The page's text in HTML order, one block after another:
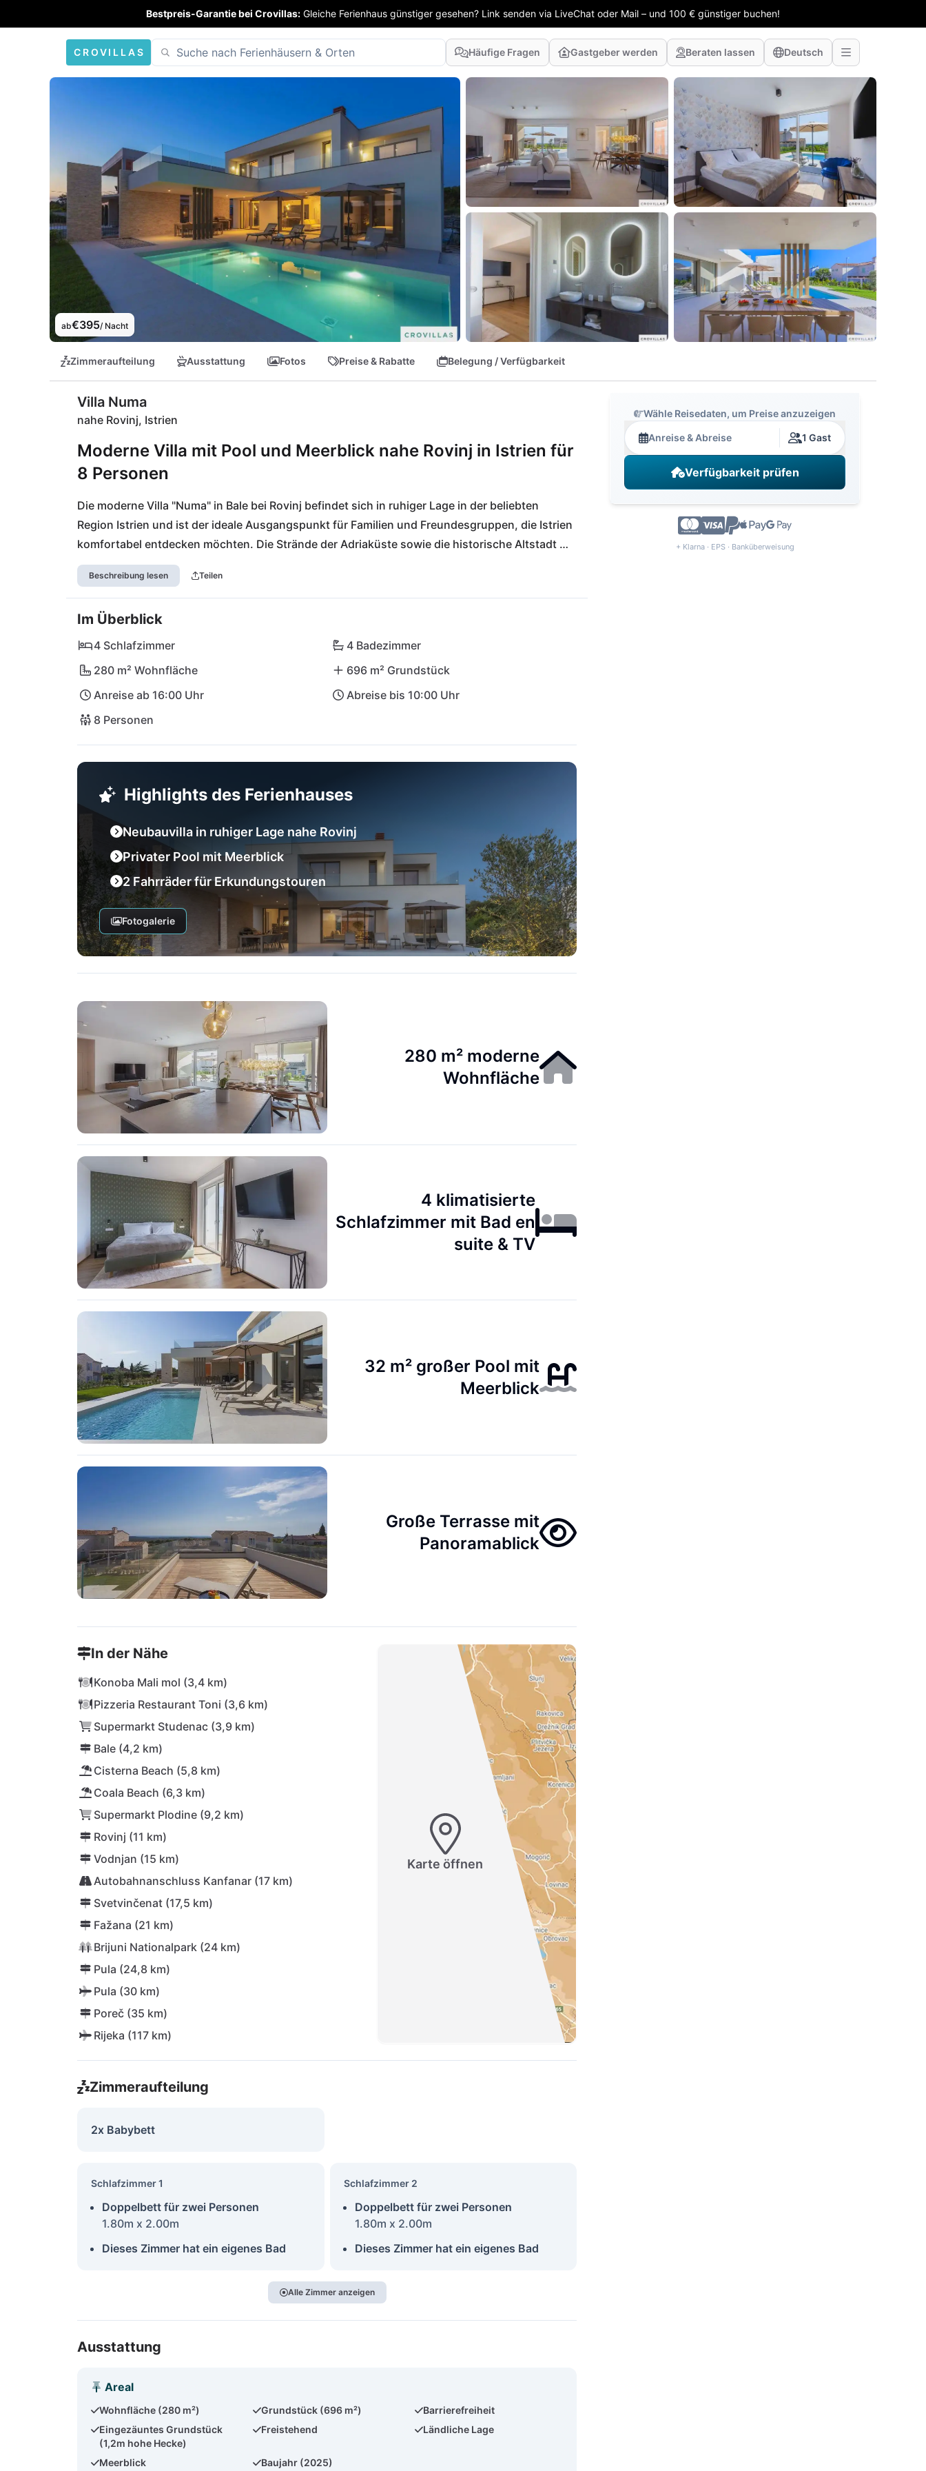
Bestpreis-Garantie bei Crovillas: Gleiche Ferienhaus günstiger gesehen? Link senden via LiveChat oder Mail – und 100 € günstiger buchen!
CROVILLAS Häufige Fragen Gastgeber werden Beraten lassen Deutsch
ab€395/ Nacht
Zimmeraufteilung Ausstattung Fotos Preise & Rabatte Belegung / Verfügbarkeit
Villa Numa
nahe Rovinj, Istrien
Moderne Villa mit Pool und Meerblick nahe Rovinj in Istrien für
8 Personen
Die moderne Villa "Numa" in Bale bei Rovinj befindet sich in ruhiger Lage in der beliebten
Region Istrien und ist der ideale Ausgangspunkt für Familien und Freundesgruppen, die Istrien
komfortabel entdecken möchten. Die Strände der Adriaküste sowie die historische Altstadt
von Rovinj sind nur eine kurze Autofahrt entfernt. Die Lage dieser Villa bietet eine perfekte
Kombination aus Privatsphäre, Ruhe und guter Anbindung.
Beschreibung lesen Teilen
Im Überblick
4 Schlafzimmer
4 Badezimmer
280 m² Wohnfläche
696 m² Grundstück
Anreise ab 16:00 Uhr
Abreise bis 10:00 Uhr
8 Personen
Highlights des Ferienhauses
Neubauvilla in ruhiger Lage nahe Rovinj
Privater Pool mit Meerblick
2 Fahrräder für Erkundungstouren
Fotogalerie
280 m² moderne
Wohnfläche
4 klimatisierte
Schlafzimmer mit Bad en
suite & TV
32 m² großer Pool mit
Meerblick
Große Terrasse mit
Panoramablick
In der Nähe
Konoba Mali mol (3,4 km)
Pizzeria Restaurant Toni (3,6 km)
Supermarkt Studenac (3,9 km)
Bale (4,2 km)
Cisterna Beach (5,8 km)
Coala Beach (6,3 km)
Supermarkt Plodine (9,2 km)
Rovinj (11 km)
Vodnjan (15 km)
Autobahnanschluss Kanfanar (17 km)
Svetvinčenat (17,5 km)
Fažana (21 km)
Brijuni Nationalpark (24 km)
Pula (24,8 km)
Pula (30 km)
Poreč (35 km)
Rijeka (117 km)
Karte öffnen
Zimmeraufteilung
2x Babybett
Schlafzimmer 1
Doppelbett für zwei Personen
1.80m x 2.00m
Dieses Zimmer hat ein eigenes Bad
Schlafzimmer 2
Doppelbett für zwei Personen
1.80m x 2.00m
Dieses Zimmer hat ein eigenes Bad
Alle Zimmer anzeigen
Ausstattung
Areal
Wohnfläche (280 m²) Grundstück (696 m²)
Barrierefreiheit
Eingezäuntes Grundstück
(1,2m hohe Hecke)
Freistehend Ländliche Lage
Meerblick Baujahr (2025)
Wähle Reisedaten, um Preise anzuzeigen
Anreise & Abreise 1 Gast
Verfügbarkeit prüfen
+ Klarna · EPS · Banküberweisung